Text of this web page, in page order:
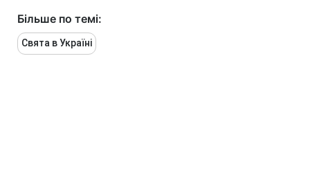
Більше по темі:
Свята в Україні